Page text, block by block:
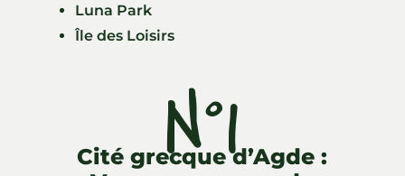
Luna Park
Île des Loisirs
N°1
Cité grecque d’Agde :